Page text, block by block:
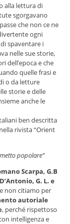
alla lettura di
sgorgavano
che non ce ne
ogni
spaventare i
nelle sue storie,
dell’epoca e che
quelle frasi e
o da letture
storie e delle
anche le
ben descritta
rivista “Orient
popolare”
Scarpa, G.B
G. L. e
non citiamo per
autoriale
, perché rispettoso
intelligenza e